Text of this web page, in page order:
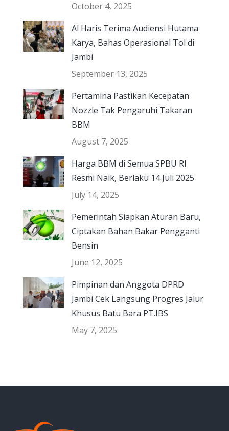
October 4, 2025
Al Haris Terima Audiensi Hutama
Karya, Bahas Operasional Tol di
Jambi
September 13, 2025
Pertamina Pastikan Kecepatan
Nozzle Tak Pengaruhi Takaran
BBM
August 7, 2025
Harga BBM di Semua SPBU RI
Resmi Naik, Berlaku 14 Juli 2025
July 14, 2025
Pemerintah Siapkan Aturan Baru,
Ciptakan Bahan Bakar Pengganti
Bensin
June 12, 2025
Pimpinan dan Anggota DPRD
Jambi Cek Langsung Progres Jalur
Khusus Batu Bara PT.IBS
May 7, 2025